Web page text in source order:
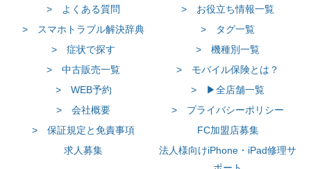
> よくある質問
> お役立ち情報一覧
> スマホトラブル解決辞典
> タグ一覧
> 症状で探す
> 機種別一覧
> 中古販売一覧
> モバイル保険とは？
> WEB予約
> ▶全店舗一覧
> 会社概要
> プライバシーポリシー
> 保証規定と免責事項
FC加盟店募集
求人募集
法人様向けiPhone・iPad修理サ